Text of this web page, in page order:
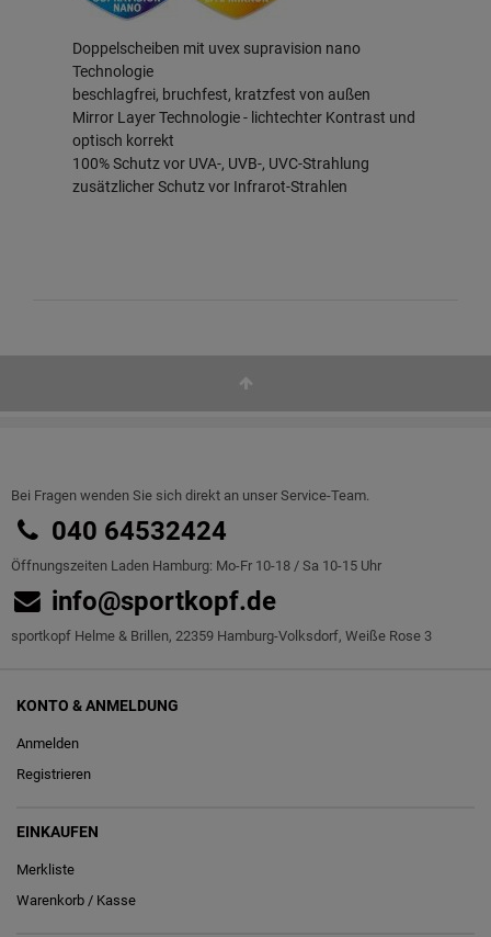
Doppelscheiben mit uvex supravision nano
Technologie
beschlagfrei, bruchfest, kratzfest von außen
Mirror Layer Technologie - lichtechter Kontrast und
optisch korrekt
100% Schutz vor UVA-, UVB-, UVC-Strahlung
zusätzlicher Schutz vor Infrarot-Strahlen
Bei Fragen wenden Sie sich direkt an unser Service-Team.
040 64532424
Öffnungszeiten Laden Hamburg: Mo-Fr 10-18 / Sa 10-15 Uhr
info@sportkopf.de
sportkopf Helme & Brillen, 22359 Hamburg-Volksdorf, Weiße Rose 3
KONTO & ANMELDUNG
Anmelden
Registrieren
EINKAUFEN
Merkliste
Warenkorb / Kasse